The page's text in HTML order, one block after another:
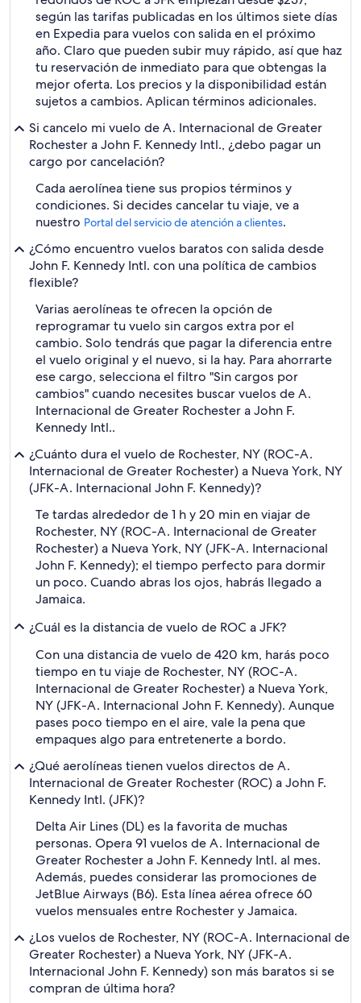
según las tarifas publicadas en los últimos siete días
en Expedia para vuelos con salida en el próximo
año. Claro que pueden subir muy rápido, así que haz
tu reservación de inmediato para que obtengas la
mejor oferta. Los precios y la disponibilidad están
sujetos a cambios. Aplican términos adicionales.
Si cancelo mi vuelo de A. Internacional de Greater
Rochester a John F. Kennedy Intl., ¿debo pagar un
cargo por cancelación?
Cada aerolínea tiene sus propios términos y
condiciones. Si decides cancelar tu viaje, ve a
nuestro Portal del servicio de atención a clientes.
¿Cómo encuentro vuelos baratos con salida desde
John F. Kennedy Intl. con una política de cambios
flexible?
Varias aerolíneas te ofrecen la opción de
reprogramar tu vuelo sin cargos extra por el
cambio. Solo tendrás que pagar la diferencia entre
el vuelo original y el nuevo, si la hay. Para ahorrarte
ese cargo, selecciona el filtro "Sin cargos por
cambios" cuando necesites buscar vuelos de A.
Internacional de Greater Rochester a John F.
Kennedy Intl..
¿Cuánto dura el vuelo de Rochester, NY (ROC-A.
Internacional de Greater Rochester) a Nueva York, NY
(JFK-A. Internacional John F. Kennedy)?
Te tardas alrededor de 1 h y 20 min en viajar de
Rochester, NY (ROC-A. Internacional de Greater
Rochester) a Nueva York, NY (JFK-A. Internacional
John F. Kennedy); el tiempo perfecto para dormir
un poco. Cuando abras los ojos, habrás llegado a
Jamaica.
¿Cuál es la distancia de vuelo de ROC a JFK?
Con una distancia de vuelo de 420 km, harás poco
tiempo en tu viaje de Rochester, NY (ROC-A.
Internacional de Greater Rochester) a Nueva York,
NY (JFK-A. Internacional John F. Kennedy). Aunque
pases poco tiempo en el aire, vale la pena que
empaques algo para entretenerte a bordo.
¿Qué aerolíneas tienen vuelos directos de A.
Internacional de Greater Rochester (ROC) a John F.
Kennedy Intl. (JFK)?
Delta Air Lines (DL) es la favorita de muchas
personas. Opera 91 vuelos de A. Internacional de
Greater Rochester a John F. Kennedy Intl. al mes.
Además, puedes considerar las promociones de
JetBlue Airways (B6). Esta línea aérea ofrece 60
vuelos mensuales entre Rochester y Jamaica.
¿Los vuelos de Rochester, NY (ROC-A. Internacional de
Greater Rochester) a Nueva York, NY (JFK-A.
Internacional John F. Kennedy) son más baratos si se
compran de última hora?